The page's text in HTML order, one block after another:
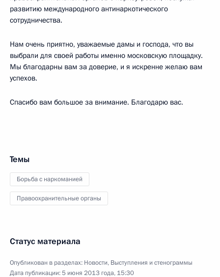
развитию международного антинаркотического
сотрудничества.
Нам очень приятно, уважаемые дамы и господа, что вы
выбрали для своей работы именно московскую площадку.
Мы благодарны вам за доверие, и я искренне желаю вам
успехов.
Спасибо вам большое за внимание. Благодарю вас.
Темы
Борьба с наркоманией
Правоохранительные органы
Статус материала
Опубликован в разделах: Новости, Выступления и стенограммы
Дата публикации:5 июня 2013 года, 15:30